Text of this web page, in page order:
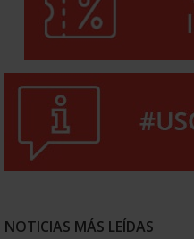
NOTICIAS MÁS LEÍDAS